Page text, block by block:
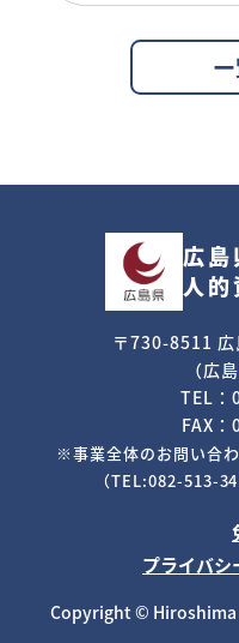
広島
人的
〒730-8511
（広
TEL
FAX
※事業全体のお問い合
（TEL:082-513-
プライバシ
Copyright ©